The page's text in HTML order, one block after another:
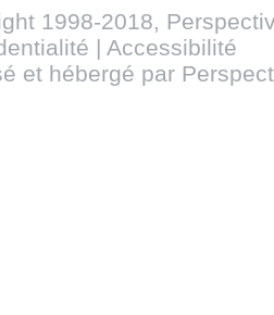
1998-2018,
| Accessibilité
et hébergé par